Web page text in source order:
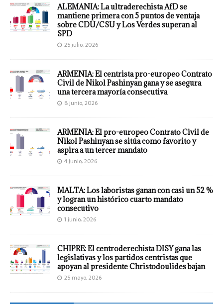
ALEMANIA: La ultraderechista AfD se
mantiene primera con 5 puntos de ventaja
sobre CDU/CSU y Los Verdes superan al
SPD
25 julio, 2026
ARMENIA: El centrista pro-europeo Contrato
Civil de Nikol Pashinyan gana y se asegura
una tercera mayoría consecutiva
8 junio, 2026
ARMENIA: El pro-europeo Contrato Civil de
Nikol Pashinyan se sitúa como favorito y
aspira a un tercer mandato
4 junio, 2026
MALTA: Los laboristas ganan con casi un 52 %
y logran un histórico cuarto mandato
consecutivo
1 junio, 2026
CHIPRE: El centroderechista DISY gana las
legislativas y los partidos centristas que
apoyan al presidente Christodoulides bajan
25 mayo, 2026